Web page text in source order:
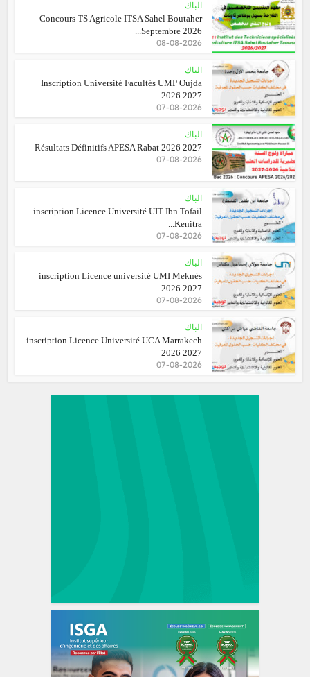
الباك
Concours TS Agricole ITSA Sahel Boutaher
Septembre 2026...
08-08-2026
الباك
Inscription Université Facultés UMP Oujda
2026 2027
07-08-2026
الباك
Résultats Définitifs APESA Rabat 2026 2027
07-08-2026
الباك
inscription Licence Université UIT Ibn Tofail
Kenitra...
07-08-2026
الباك
inscription Licence université UMI Meknès
2026 2027
07-08-2026
الباك
inscription Licence Université UCA Marrakech
2026 2027
07-08-2026